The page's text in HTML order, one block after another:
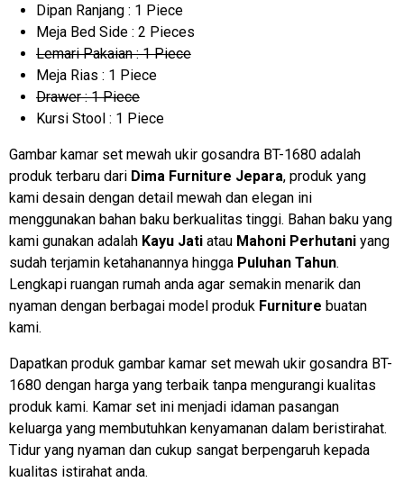
Dipan Ranjang : 1 Piece
Meja Bed Side : 2 Pieces
Lemari Pakaian : 1 Piece
Meja Rias : 1 Piece
Drawer : 1 Piece
Kursi Stool : 1 Piece
Gambar kamar set mewah ukir gosandra BT-1680 adalah
produk terbaru dari Dima Furniture Jepara, produk yang
kami desain dengan detail mewah dan elegan ini
menggunakan bahan baku berkualitas tinggi. Bahan baku yang
kami gunakan adalah Kayu Jati atau Mahoni Perhutani yang
sudah terjamin ketahanannya hingga Puluhan Tahun.
Lengkapi ruangan rumah anda agar semakin menarik dan
nyaman dengan berbagai model produk Furniture buatan
kami.
Dapatkan produk gambar kamar set mewah ukir gosandra BT-
1680 dengan harga yang terbaik tanpa mengurangi kualitas
produk kami. Kamar set ini menjadi idaman pasangan
keluarga yang membutuhkan kenyamanan dalam beristirahat.
Tidur yang nyaman dan cukup sangat berpengaruh kepada
kualitas istirahat anda.